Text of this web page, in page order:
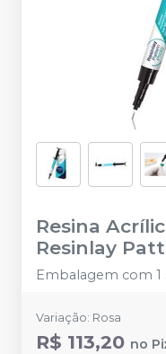
Resina
Resinlay
Embalagem com 1
Variação: Rosa
R$ 113,20 no